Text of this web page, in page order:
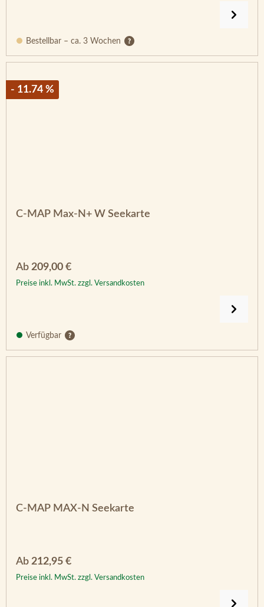
Bestellbar – ca. 3 Wochen
- 11.74 %
C-MAP Max-N+ W Seekarte
Regulärer Preis:
Ab 209,00 €
Preise inkl. MwSt. zzgl. Versandkosten
Verfügbar
C-MAP MAX-N Seekarte
Regulärer Preis:
Ab 212,95 €
Preise inkl. MwSt. zzgl. Versandkosten